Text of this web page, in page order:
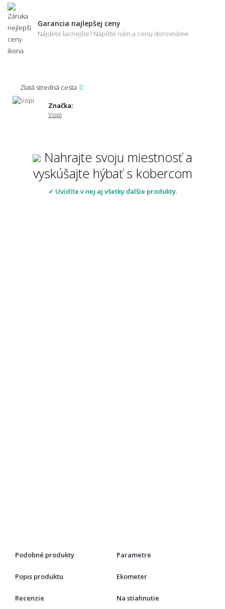
Garancia najlepšej ceny
Nájdete lacnejšie? Napíšte nám a cenu dorovnáme.
Zlatá stredná cesta
Značka:
Vopi
Nahrajte svoju miestnosť a
vyskúšajte hýbať s kobercom
✓ Uvidíte v nej aj všetky ďalšie produkty.
Podobné produkty Parametre
Popis produktu Ekometer
Recenzie Na stiahnutie